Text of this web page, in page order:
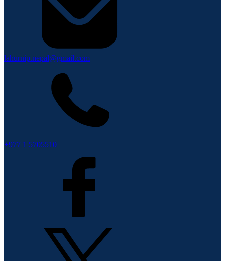
lahurnip.nepal@gmail.com
+977 1 5705510